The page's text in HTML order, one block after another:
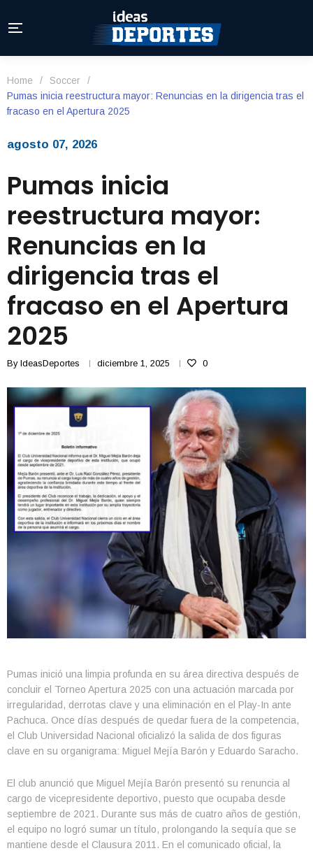
Home / Soccer
/
Pumas inicia reestructura mayor: Renuncias en la dirigencia tras el
fracaso en el Apertura 2025
agosto 07, 2026
Pumas inicia
reestructura mayor:
Renuncias en la
dirigencia tras el
fracaso en el Apertura
2025
By IdeasDeportes diciembre 1, 2025 0
Pumas inició una limpia profunda en su área directiva después de
concluir el Torneo Apertura 2025 con una actuación marcada por
irregularidad, derrotas clave y una eliminación en el Play-In ante
Pachuca. Once días después de quedar fuera de la competencia,
el Club Universidad Nacional oficializó la salida de dos figuras
clave en su organigrama: Miguel Mejía Barón y Eduardo Saracho.
El club anunció que Miguel Mejía Barón presentó su renuncia al
cargo de vicepresidente deportivo, puesto que ocupaba desde
septiembre de 2021. Durante sus más de cuatro años de gestión,
el equipo no logró sumar un título, prolongando la sequía que se
mantiene desde el Clausura 2011. En el comunicado oficial, la